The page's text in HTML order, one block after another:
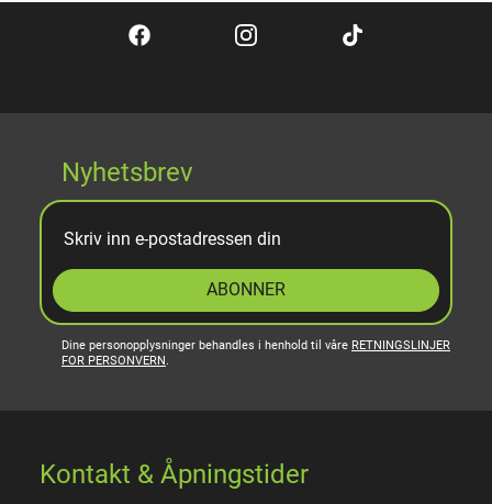
Nyhetsbrev
ABONNER
Dine personopplysninger behandles i henhold til våre RETNINGSLINJER
FOR PERSONVERN.
Kontakt & Åpningstider